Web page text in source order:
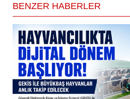
BENZER HABERLER